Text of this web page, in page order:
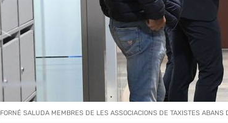
FORNÉ SALUDA MEMBRES DE LES ASSOCIACIONS DE TAXISTES ABANS